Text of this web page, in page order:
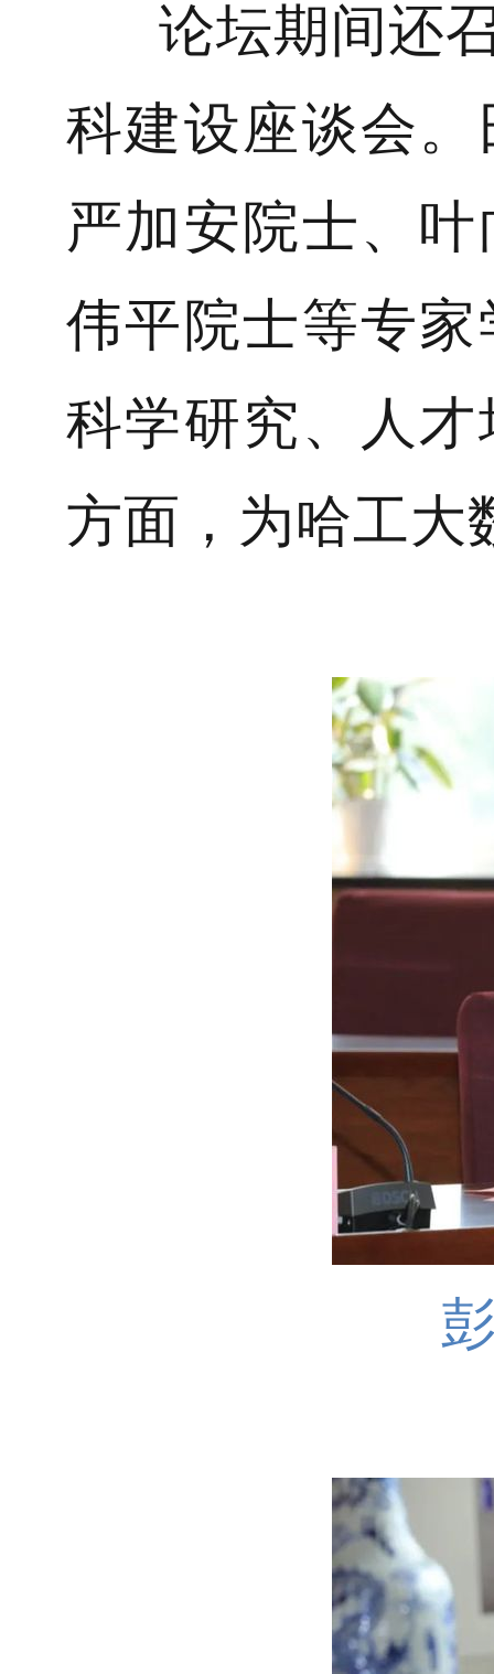
论坛期间还召
科建设座谈会
严加安院士、
伟平院士等专
科学研究、人
方面，为哈工大